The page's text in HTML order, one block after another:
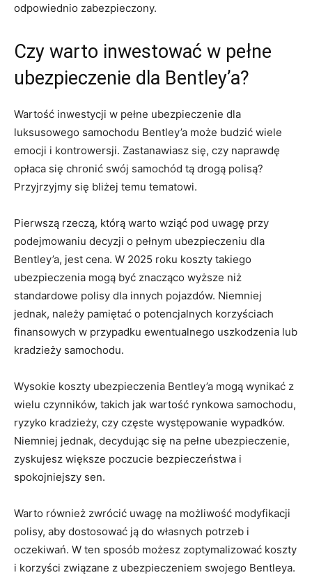
odpowiednio zabezpieczony.
Czy warto inwestować w pełne
ubezpieczenie dla Bentley’a?
Wartość inwestycji w pełne​ ubezpieczenie dla
luksusowego samochodu Bentley’a może budzić wiele
emocji i kontrowersji. Zastanawiasz⁢ się, czy ‍naprawdę
opłaca się⁢ chronić swój samochód tą⁤ drogą polisą?
Przyjrzyjmy‍ się bliżej ‍temu tematowi.
Pierwszą rzeczą, którą ⁢warto wziąć‍ pod uwagę przy
podejmowaniu decyzji o pełnym ⁣ubezpieczeniu dla
Bentley’a, jest ⁣cena. W⁤ 2025⁣ roku koszty takiego
ubezpieczenia mogą być znacząco wyższe niż ​
standardowe polisy⁣ dla​ innych pojazdów. Niemniej
jednak, należy pamiętać o potencjalnych korzyściach
finansowych w ‌przypadku ewentualnego ‌uszkodzenia lub
kradzieży samochodu.
Wysokie koszty ubezpieczenia⁣ Bentley’a mogą wynikać z
wielu czynników, ⁢takich⁤ jak wartość rynkowa samochodu,
ryzyko kradzieży, czy częste‌ występowanie wypadków.
Niemniej jednak, decydując ‌się na pełne ‍ubezpieczenie,
zyskujesz większe ‍poczucie​ bezpieczeństwa⁤ i
spokojniejszy ⁤sen.
Warto również zwrócić uwagę na możliwość modyfikacji
polisy, aby dostosować ją ​do ⁣własnych ⁤potrzeb ⁣i
oczekiwań. W ten sposób możesz zoptymalizować koszty
i korzyści związane z ubezpieczeniem ‍swojego Bentleya.